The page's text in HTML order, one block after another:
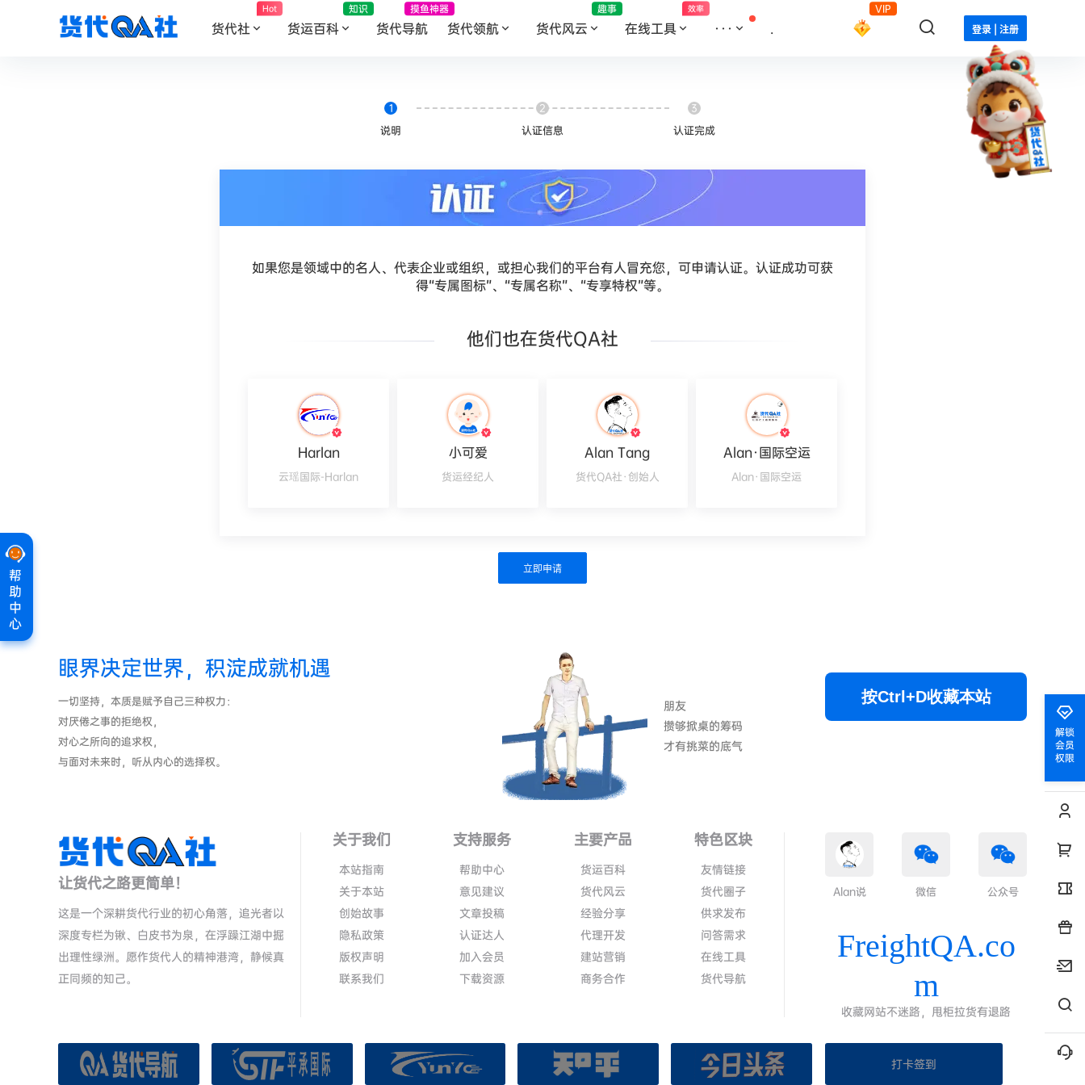
帮
助
中
心
VIP
登录 | 注册
货代社
Hot
货运百科
知识
货代导航
摸鱼神器
货代领航 货代风云
趣事
在线工具
效率
··· .
1
说明
2
认证信息
3
认证完成
如果您是领域中的名人、代表企业或组织，或担心我们的平台有人冒充您，可申请认证。认证成功可获
得“专属图标”、“专属名称”、“专享特权”等。
他们也在货代QA社
Harlan
云瑶国际-Harlan
小可爱
货运经纪人
Alan Tang
货代QA社·创始人
Alan·国际空运
Alan·国际空运
立即申请
解锁
会员
权限
眼界决定世界，积淀成就机遇
一切坚持，本质是赋予自己三种权力：
对厌倦之事的拒绝权，
对心之所向的追求权，
与面对未来时，听从内心的选择权。
按Ctrl+D收藏本站
朋友
攒够掀桌的筹码
才有挑菜的底气
让货代之路更简单！
这是一个深耕货代行业的初心角落，追光者以
深度专栏为锹、白皮书为泉，在浮躁江湖中掘
出理性绿洲。愿作货代人的精神港湾，静候真
正同频的知己。
关于我们
本站指南
关于本站
创始故事
隐私政策
版权声明
联系我们
支持服务
帮助中心
意见建议
文章投稿
认证达人
加入会员
下载资源
主要产品
货运百科
货代风云
经验分享
代理开发
建站营销
商务合作
特色区块
友情链接
货代圈子
供求发布
问答需求
在线工具
货代导航
Alan说 微信 公众号
FreightQA.co
m
收藏网站不迷路，甩柜拉货有退路
打卡签到